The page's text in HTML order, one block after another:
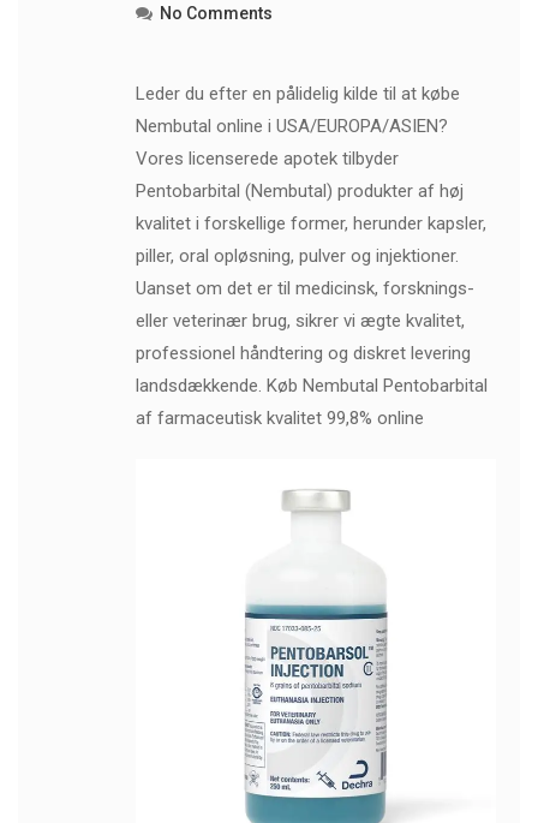
No Comments
Leder du efter en pålidelig kilde til at købe
Nembutal online i USA/EUROPA/ASIEN?
Vores licenserede apotek tilbyder
Pentobarbital (Nembutal) produkter af høj
kvalitet i forskellige former, herunder kapsler,
piller, oral opløsning, pulver og injektioner.
Uanset om det er til medicinsk, forsknings-
eller veterinær brug, sikrer vi ægte kvalitet,
professionel håndtering og diskret levering
landsdækkende. Køb Nembutal Pentobarbital
af farmaceutisk kvalitet 99,8% online